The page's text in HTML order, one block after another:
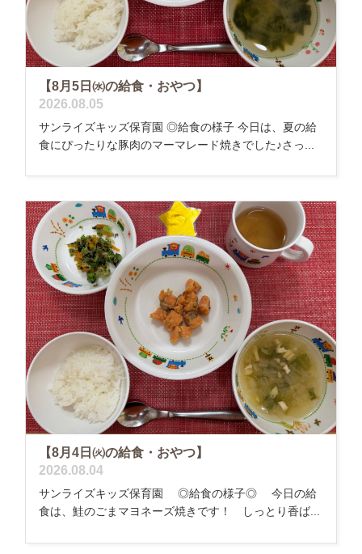
【8月5日㈬の給食・おやつ】
2026.08.05
サンライズキッズ保育園 ◎給食の様子 今日は、夏の給
食にぴったりな豚肉のマーマレード焼きでした♪さっ...
【8月4日㈫の給食・おやつ】
2026.08.04
サンライズキッズ保育園 ◎給食の様子◎ 今日の給
食は、鮭のごまマヨネーズ焼きです！ しっとり香ば...